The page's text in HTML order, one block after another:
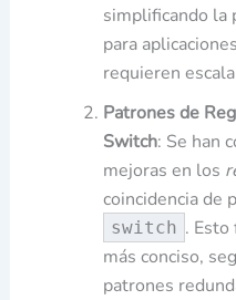
simplificando la
para
requieren
Patrones de
Switch: Se han
mejoras en los
coincidencia de
switch .
más conciso,
patrones